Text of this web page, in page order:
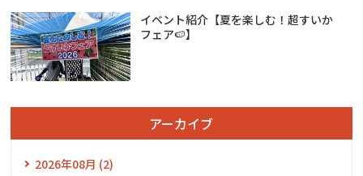
イベント紹介【夏を楽しむ！超すいか
フェア🍉】
アーカイブ
2026年08月 (2)